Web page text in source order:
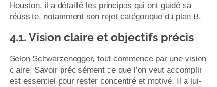
Houston, il a détaillé les principes qui ont guidé sa
réussite, notamment son rejet catégorique du plan B.
4.1. Vision claire et objectifs précis
Selon Schwarzenegger, tout commence par une vision
claire. Savoir précisément ce que l’on veut accomplir
est essentiel pour rester concentré et motivé. Il a lui-